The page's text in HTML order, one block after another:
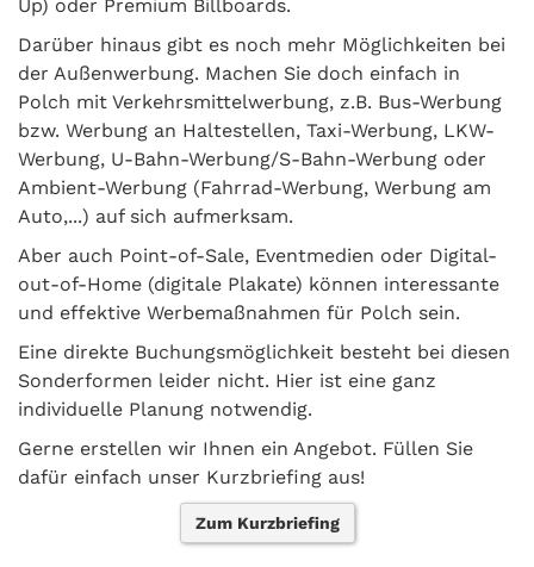
Up) oder Premium Billboards.
Darüber hinaus gibt es noch mehr Möglichkeiten bei
der Außenwerbung. Machen Sie doch einfach in
Polch mit Verkehrsmittelwerbung, z.B. Bus-Werbung
bzw. Werbung an Haltestellen, Taxi-Werbung, LKW-
Werbung, U-Bahn-Werbung/S-Bahn-Werbung oder
Ambient-Werbung (Fahrrad-Werbung, Werbung am
Auto,...) auf sich aufmerksam.
Aber auch Point-of-Sale, Eventmedien oder Digital-
out-of-Home (digitale Plakate) können interessante
und effektive Werbemaßnahmen für Polch sein.
Eine direkte Buchungsmöglichkeit besteht bei diesen
Sonderformen leider nicht. Hier ist eine ganz
individuelle Planung notwendig.
Gerne erstellen wir Ihnen ein Angebot. Füllen Sie
dafür einfach unser Kurzbriefing aus!
Zum Kurzbriefing